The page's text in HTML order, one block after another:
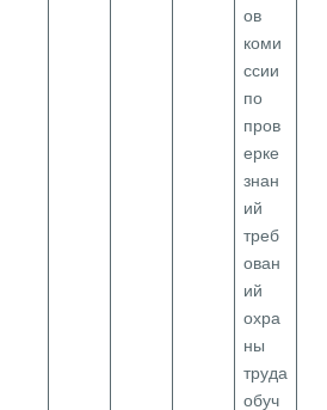
ов
коми
ссии
по
пров
ерке
знан
ий
треб
ован
ий
охра
ны
труда
обуч